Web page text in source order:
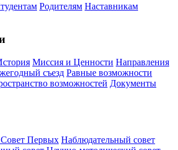
Родителям Наставникам
Миссия и Ценности Направления
съезд Равные возможности
возможностей Документы
Первых Наблюдательный совет